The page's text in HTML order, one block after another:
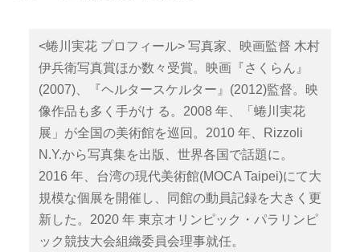
<蜷川実花 プロフィール> 写真家、映画監督 木村
伊兵衛写真賞ほか数々受賞。映画『さくらん』
(2007)、『ヘルタースケルター』(2012)監督。映
像作品も多く手がけ る。2008 年、「蜷川実花
展」が全国の美術館を巡回。2010 年、Rizzoli
N.Y.から写真集を出版、世界各国で話題に。
2016 年、台湾の現代美術館(MOCA Taipei)にて大
規模な個展を開催し、同館の動員記録を大きく更
新した。2020 年 東京オリンピック・パラリンピ
ック競技大会組織委員会理事就任。